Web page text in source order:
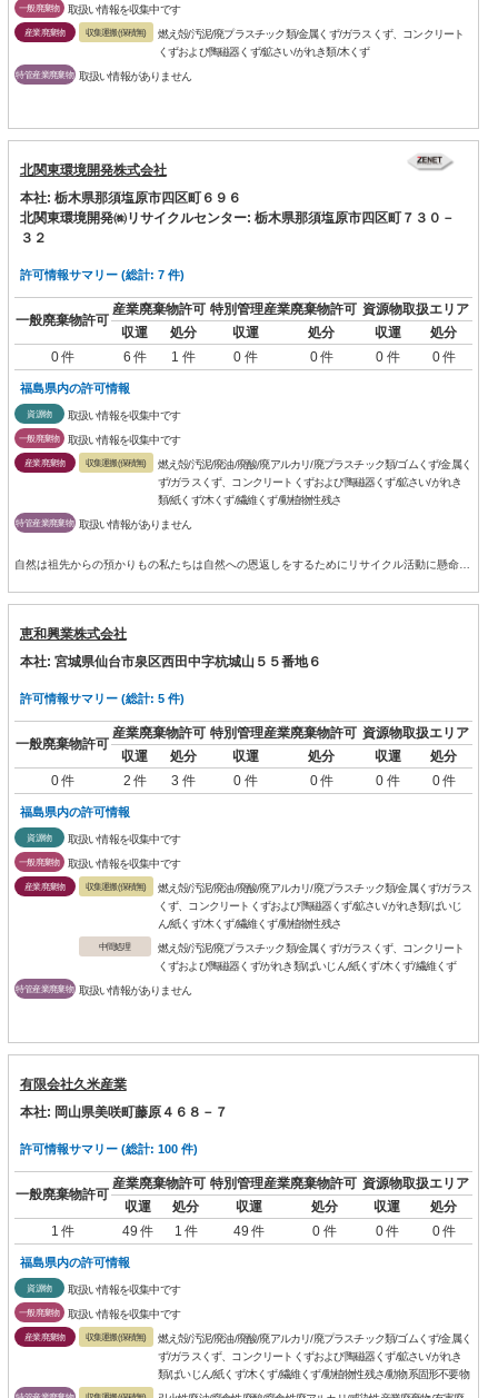
一般廃棄物 取扱い情報を収集中です
産業廃棄物 収集運搬(保積無)
燃え殻/汚泥/廃プラスチック類/金属くず/ガラスくず、コンクリート
くずおよび陶磁器くず/鉱さい/がれき類/木くず
特管産業廃棄物 取扱い情報がありません
北関東環境開発株式会社
本社: 栃木県那須塩原市四区町６９６
北関東環境開発㈱リサイクルセンター: 栃木県那須塩原市四区町７３０－
３２
許可情報サマリー (総計: 7 件)
一般廃棄物許可
産業廃棄物許可 特別管理産業廃棄物許可 資源物取扱エリア
収運
処分 収運 処分 収運
処分
0 件
6 件 1 件 0 件 0 件 0 件 0 件
福島県内の許可情報
資源物 取扱い情報を収集中です
一般廃棄物 取扱い情報を収集中です
産業廃棄物 収集運搬(保積無)
燃え殻/汚泥/廃油/廃酸/廃アルカリ/廃プラスチック類/ゴムくず/金属く
ず/ガラスくず、コンクリートくずおよび陶磁器くず/鉱さい/がれき
類/紙くず/木くず/繊維くず/動植物性残さ
特管産業廃棄物 取扱い情報がありません
自然は祖先からの預かりもの私たちは自然への恩返しをするためにリサイクル活動に懸命に取り組んでいます
恵和興業株式会社
本社: 宮城県仙台市泉区西田中字杭城山５５番地６
許可情報サマリー (総計: 5 件)
一般廃棄物許可
産業廃棄物許可 特別管理産業廃棄物許可 資源物取扱エリア
収運
処分 収運 処分 収運
処分
0 件
2 件 3 件 0 件 0 件 0 件 0 件
福島県内の許可情報
資源物 取扱い情報を収集中です
一般廃棄物 取扱い情報を収集中です
産業廃棄物 収集運搬(保積無)
燃え殻/汚泥/廃油/廃酸/廃アルカリ/廃プラスチック類/金属くず/ガラス
くず、コンクリートくずおよび陶磁器くず/鉱さい/がれき類/ばいじ
ん/紙くず/木くず/繊維くず/動植物性残さ
中間処理
燃え殻/汚泥/廃プラスチック類/金属くず/ガラスくず、コンクリート
くずおよび陶磁器くず/がれき類/ばいじん/紙くず/木くず/繊維くず
特管産業廃棄物 取扱い情報がありません
有限会社久米産業
本社: 岡山県美咲町藤原４６８－７
許可情報サマリー (総計: 100 件)
一般廃棄物許可
産業廃棄物許可 特別管理産業廃棄物許可 資源物取扱エリア
収運
処分 収運 処分 収運
処分
1 件
49 件 1 件 49 件 0 件 0 件 0 件
福島県内の許可情報
資源物 取扱い情報を収集中です
一般廃棄物 取扱い情報を収集中です
産業廃棄物 収集運搬(保積無)
燃え殻/汚泥/廃油/廃酸/廃アルカリ/廃プラスチック類/ゴムくず/金属く
ず/ガラスくず、コンクリートくずおよび陶磁器くず/鉱さい/がれき
類/ばいじん/紙くず/木くず/繊維くず/動植物性残さ/動物系固形不要物